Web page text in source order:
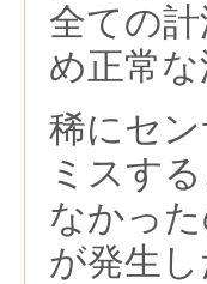
全ての
め正常
稀にセ
ミスす
なかっ
が発生